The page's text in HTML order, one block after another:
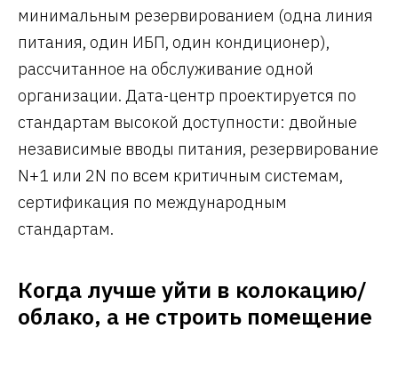
минимальным резервированием (одна линия
питания, один ИБП, один кондиционер),
рассчитанное на обслуживание одной
организации. Дата-центр проектируется по
стандартам высокой доступности: двойные
независимые вводы питания, резервирование
N+1 или 2N по всем критичным системам,
сертификация по международным
стандартам.
Когда лучше уйти в колокацию/
облако, а не строить помещение